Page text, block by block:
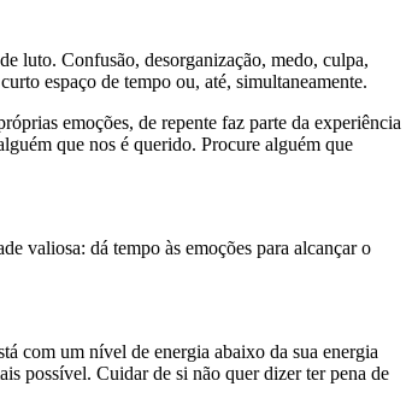
luto. Confusão, desorganização, medo, culpa,
espaço de tempo ou, até, simultaneamente.
emoções, de repente faz parte da experiência
que nos é querido. Procure alguém que
valiosa: dá tempo às emoções para alcançar o
com um nível de energia abaixo da sua energia
possível. Cuidar de si não quer dizer ter pena de